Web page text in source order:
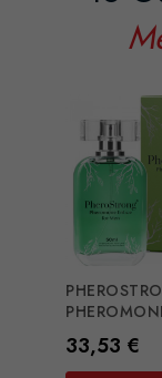
Preço
33,53 €